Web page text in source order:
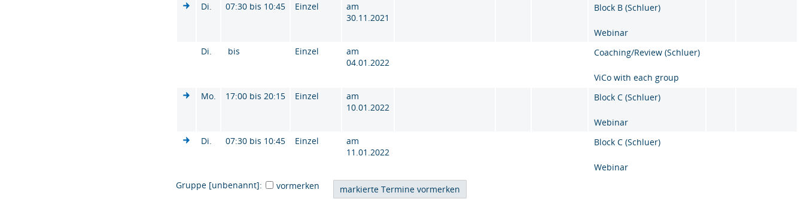
Di.
07:30 bis 10:45 Einzel
am
30.11.2021
Block B (Schluer)
Webinar
Di.
bis Einzel
am
04.01.2022
Coaching/Review (Schluer)
ViCo with each group
Mo.
17:00 bis 20:15 Einzel
am
10.01.2022
Block C (Schluer)
Webinar
Di.
07:30 bis 10:45 Einzel
am
11.01.2022
Block C (Schluer)
Webinar
Gruppe [unbenannt]:
vormerken